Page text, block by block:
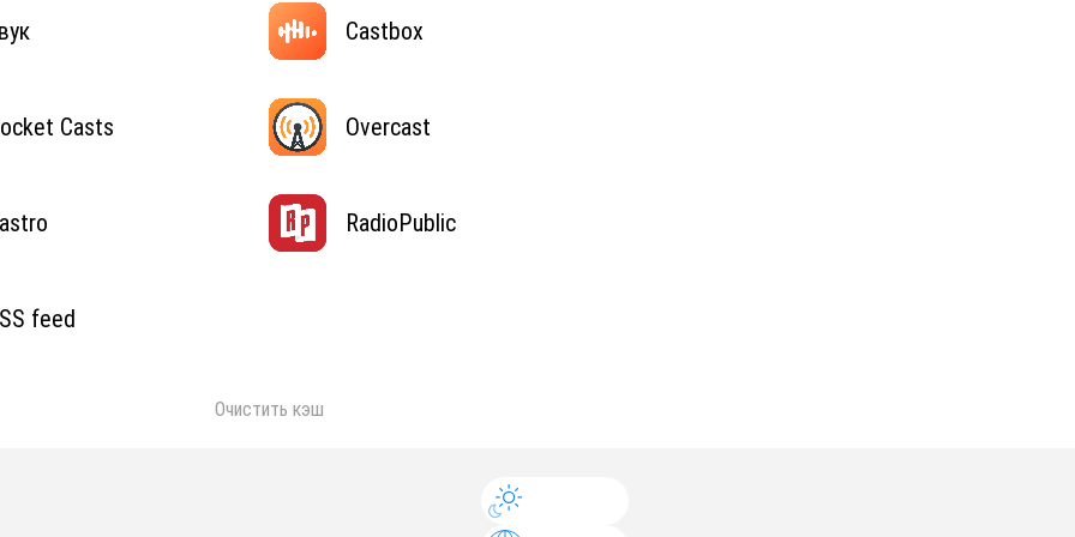
Castbox
Casts Overcast
RadioPublic
feed
Очистить кэш